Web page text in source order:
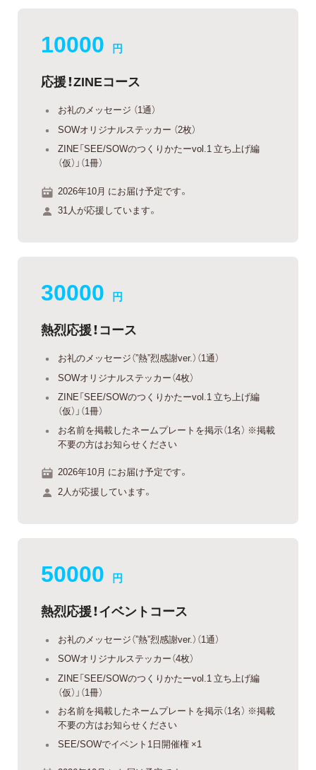
10000 円
応援！ZINEコース
お礼のメッセージ （1通）
SOWオリジナルステッカー （2枚）
ZINE「SEE/SOWのつくりかたーvol.1 立ち上げ編
（仮）」（1冊）
2026年10月 にお届け予定です。
31人が応援しています。
30000 円
熱烈応援！コース
お礼のメッセージ（”熱”烈感謝ver.）（1通）
SOWオリジナルステッカー（4枚）
ZINE「SEE/SOWのつくりかたーvol.1 立ち上げ編
（仮）」（1冊）
お名前を掲載したネームプレートを掲示（1名） ※掲載
不要の方はお知らせください
2026年10月 にお届け予定です。
2人が応援しています。
50000 円
熱烈応援！イベントコース
お礼のメッセージ（”熱”烈感謝ver.）（1通）
SOWオリジナルステッカー（4枚）
ZINE「SEE/SOWのつくりかたーvol.1 立ち上げ編
（仮）」（1冊）
お名前を掲載したネームプレートを掲示（1名） ※掲載
不要の方はお知らせください
SEE/SOWでイベント1日開催権 ×1